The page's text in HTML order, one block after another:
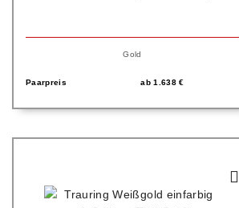
Gold
Paarpreis ab1.638€